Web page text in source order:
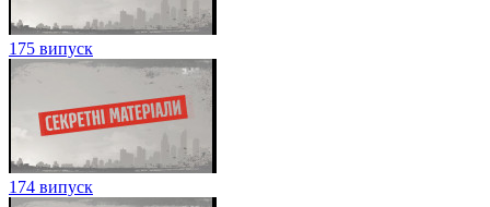
175 випуск
174 випуск